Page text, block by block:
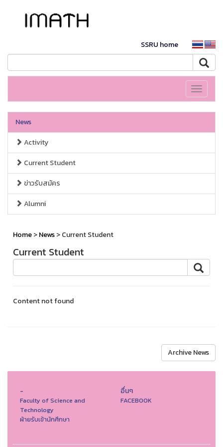
SSRU home
Toggle
News
Activity
Current Student
ข่าวรับสมัคร
Alumni
Home>News> Current Student
Current Student
Content not found
Archive News
-
Faculty of Science and
Technology
ฝ่ายรับเข้านักศึกษา
อื่นๆ
FACEBOOK